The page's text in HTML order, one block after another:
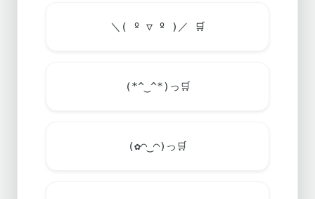
＼( º ▽ º )／ 🛒
(*^‿^*)っ 🛒
(✿◠‿◠)っ 🛒